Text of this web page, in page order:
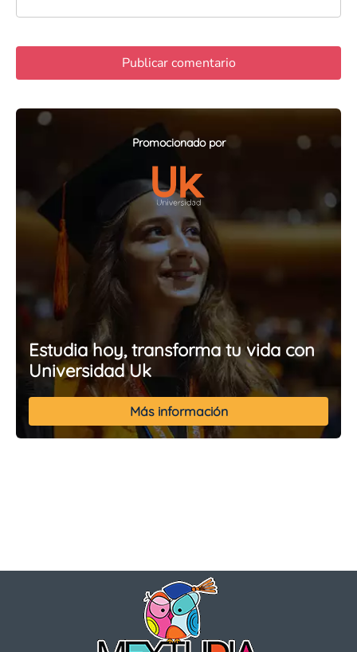
Promocionado por
Estudia hoy, transforma tu vida con
Universidad Uk
Más información